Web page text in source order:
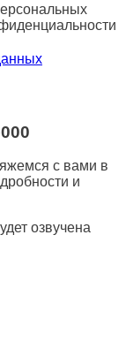
с вами в
и
озвучена